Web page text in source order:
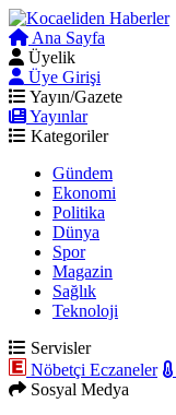
Ana Sayfa
Üyelik
Üye Girişi
Yayın/Gazete
Yayınlar
Kategoriler
Gündem
Ekonomi
Politika
Dünya
Spor
Magazin
Sağlık
Teknoloji
Servisler
Nöbetçi Eczaneler
Sosyal Medya